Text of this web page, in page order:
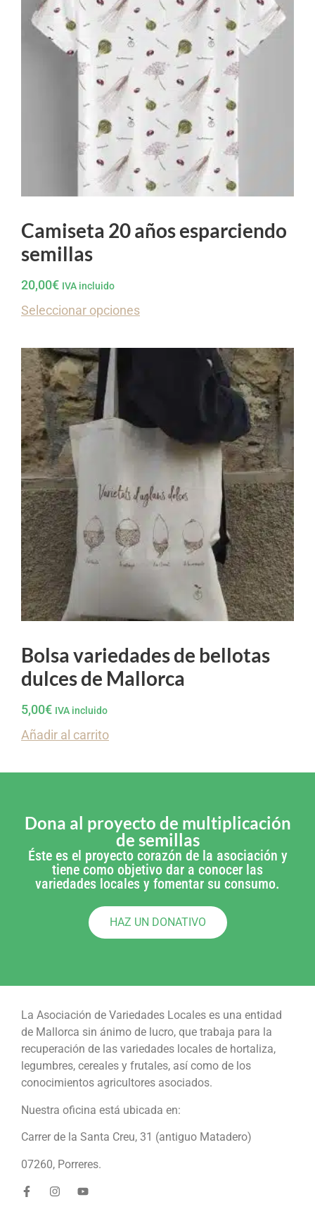
Camiseta 20 años esparciendo
semillas
20,00€ IVA incluido
Seleccionar opciones
Bolsa variedades de bellotas
dulces de Mallorca
5,00€ IVA incluido
Añadir al carrito
Dona al proyecto de multiplicación
de semillas
Éste es el proyecto corazón de la asociación y
tiene como objetivo dar a conocer las
variedades locales y fomentar su consumo.
HAZ UN DONATIVO
La Asociación de Variedades Locales es una entidad
de Mallorca sin ánimo de lucro, que trabaja para la
recuperación de las variedades locales de hortaliza,
legumbres, cereales y frutales, así como de los
conocimientos agricultores asociados.
Nuestra oficina está ubicada en:
Carrer de la Santa Creu, 31 (antiguo Matadero)
07260, Porreres.